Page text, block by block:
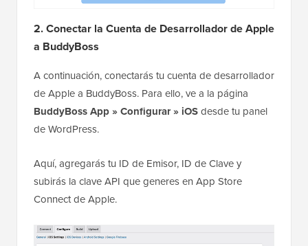
2. Conectar la Cuenta de Desarrollador de Apple
a BuddyBoss
A continuación, conectarás tu cuenta de desarrollador
de Apple a BuddyBoss. Para ello, ve a la página
BuddyBoss App » Configurar» iOSdesde tu panel
de WordPress.
Aquí, agregarás tu ID de Emisor, ID de Clave y
subirás la clave API que generes en App Store
Connect de Apple.